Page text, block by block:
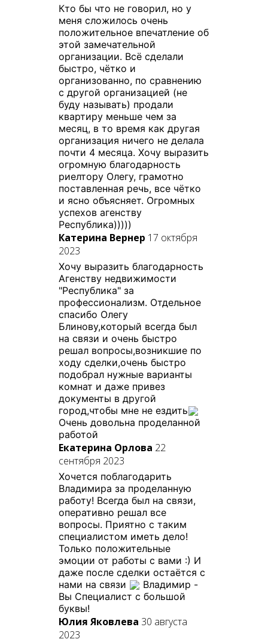
Кто бы что не говорил, но у
меня сложилось очень
положительное впечатление об
этой замечательной
организации. Всё сделали
быстро, чётко и
организованно, по сравнению
с другой организацией (не
буду называть) продали
квартиру меньше чем за
месяц, в то время как другая
организация ничего не делала
почти 4 месяца. Хочу выразить
огромную благодарность
риелтору Олегу, грамотно
поставленная речь, все чётко
и ясно объясняет. Огромных
успехов агенству
Республика)))))
Катерина Вернер 17 октября
2023
Хочу выразить благодарность
Агенству недвижимости
"Республика" за
профессионализм. Отдельное
спасибо Олегу
Блинову,который всегда был
на связи и очень быстро
решал вопросы,возникшие по
ходу сделки,очень быстро
подобрал нужные варианты
комнат и даже привез
документы в другой
город,чтобы мне не ездить
Очень довольна проделанной
работой
Екатерина Орлова 22
сентября 2023
Хочется поблагодарить
Владимира за проделанную
работу! Всегда был на связи,
оперативно решал все
вопросы. Приятно с таким
специалистом иметь дело!
Только положительные
эмоции от работы с вами :) И
даже после сделки остаётся с
нами на связи
Владимир -
Вы Специалист с большой
буквы!
Юлия Яковлева 30 августа
2023